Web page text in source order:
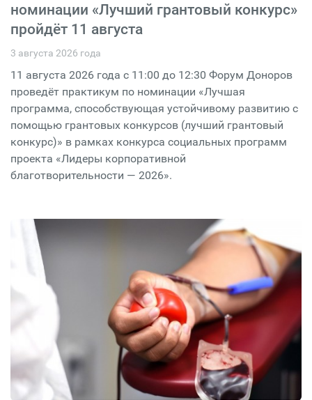
номинации «Лучший грантовый конкурс»
пройдёт 11 августа
3 августа 2026 года
11 августа 2026 года с 11:00 до 12:30 Форум Доноров
проведёт практикум по номинации «Лучшая
программа, способствующая устойчивому развитию с
помощью грантовых конкурсов (лучший грантовый
конкурс)» в рамках конкурса социальных программ
проекта «Лидеры корпоративной
благотворительности — 2026».